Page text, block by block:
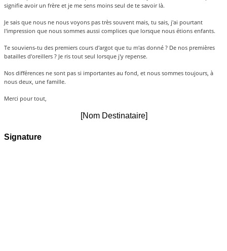
signifie avoir un frère et je me sens moins seul de te savoir là.
Je sais que nous ne nous voyons pas très souvent mais, tu sais, j'ai pourtant
l'impression que nous sommes aussi complices que lorsque nous étions enfants.
Te souviens-tu des premiers cours d'argot que tu m'as donné ? De nos premières
batailles d'oreillers ? Je ris tout seul lorsque j'y repense.
Nos différences ne sont pas si importantes au fond, et nous sommes toujours, à
nous deux, une famille.
Merci pour tout,
[Nom Destinataire]
Signature